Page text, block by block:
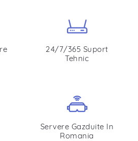
24/7/365 Suport
Tehnic
Servere Gazduite In
Romania